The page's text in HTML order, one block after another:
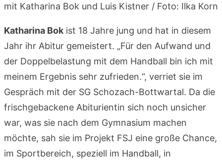
mit Katharina Bok und Luis Kistner / Foto: Ilka Korn
Katharina Bok ist 18 Jahre jung und hat in diesem
Jahr ihr Abitur gemeistert. „Für den Aufwand und
der Doppelbelastung mit dem Handball bin ich mit
meinem Ergebnis sehr zufrieden.“, verriet sie im
Gespräch mit der SG Schozach-Bottwartal. Da die
frischgebackene Abiturientin sich noch unsicher
war, was sie nach dem Gymnasium machen
möchte, sah sie im Projekt FSJ eine große Chance,
im Sportbereich, speziell im Handball, in